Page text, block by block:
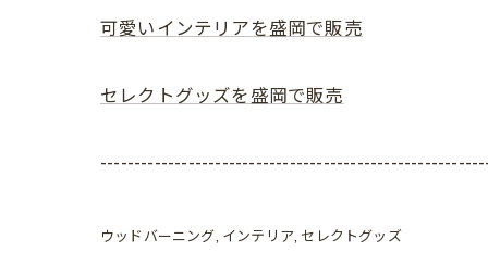
可愛いインテリアを盛岡で販売
セレクトグッズを盛岡で販売
ウッドバーニング インテリア セレクトグッズ